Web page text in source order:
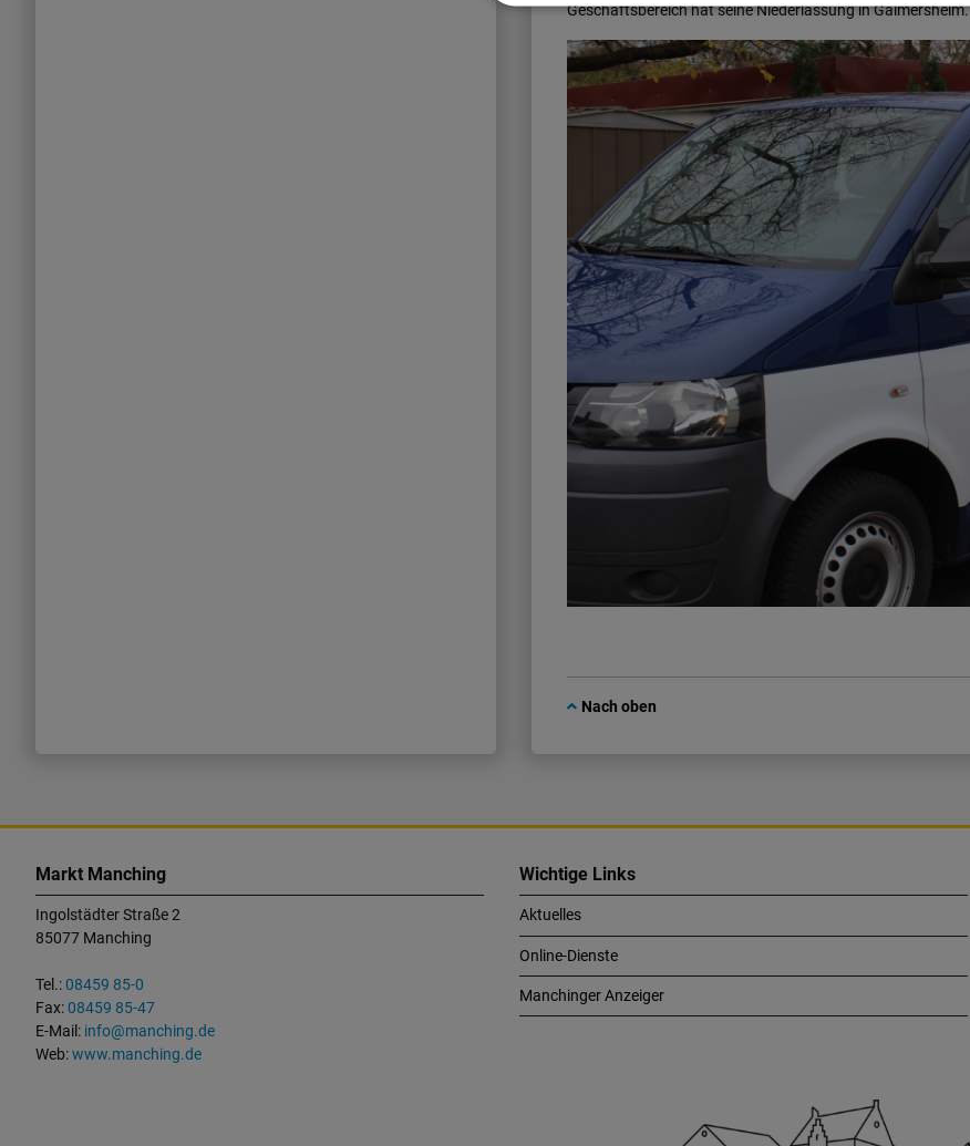
Geschäftsbereich hat seine Niederlassung in Gaimersheim.
Nach oben
Markt Manching
Ingolstädter Straße 2
85077 Manching
Tel.:08459 85-0
Fax:08459 85-47
E-Mail: info@manching.de
Web:www.manching.de
Wichtige Links
Aktuelles
Online-Dienste
Manchinger Anzeiger